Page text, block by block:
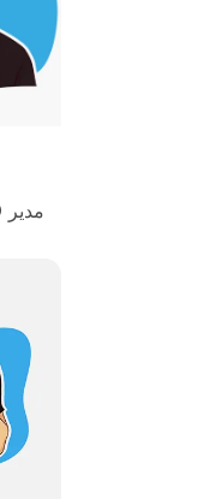
مدير BD - الرعاية الصحية